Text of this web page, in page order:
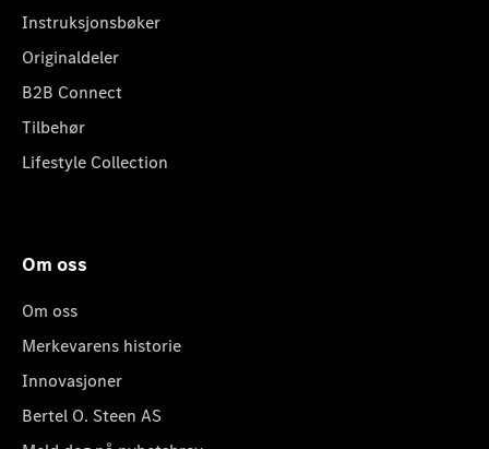
Instruksjonsbøker
Originaldeler
B2B Connect
Tilbehør
Lifestyle Collection
Om oss
Om oss
Merkevarens historie
Innovasjoner
Bertel O. Steen AS